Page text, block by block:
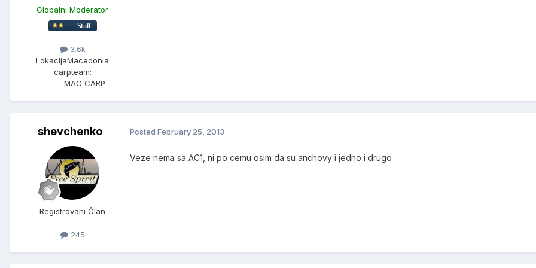
Globalni Moderator
3.6k
LokacijaMacedonia
carpteam:
MAC CARP
shevchenko
Registrovani Član
245
Posted February 25, 2013
Veze nema sa AC1, ni po cemu osim da su anchovy i jedno i drugo